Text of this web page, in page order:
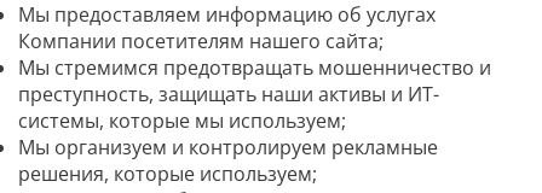
Мы предоставляем информацию об услугах
Компании посетителям нашего сайта;
Мы стремимся предотвращать мошенничество и
преступность, защищать наши активы и ИТ-
системы, которые мы используем;
Мы организуем и контролируем рекламные
решения, которые используем;